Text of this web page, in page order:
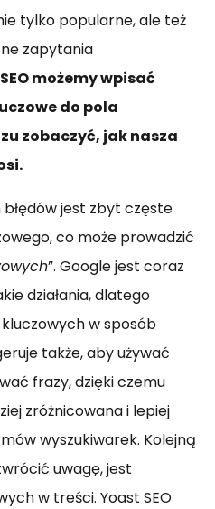
tylko popularne, ale też
zapytania
możemy wpisać
do pola
zobaczyć, jak nasza
jest zbyt częste
co może prowadzić
”. Google jest coraz
działania, dlatego
kluczowych w sposób
także, aby używać
frazy, dzięki czemu
zróżnicowana i lepiej
wyszukiwarek. Kolejną
uwagę, jest
w treści. Yoast SEO